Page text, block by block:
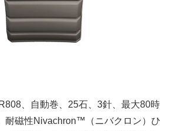
、自動巻、25石、3針、最大80時
耐磁性Nivachron™（ニバクロン）ひ